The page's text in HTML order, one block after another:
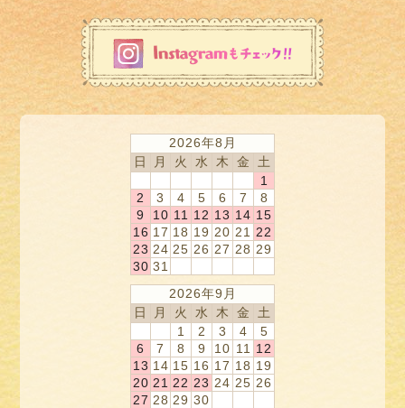
2026年8月
日
月 火 水 木 金
土
1
2
3 4 5 6 7
8
9
10 11 12 13 14 15
16 17 18 19 20 21
22
23 24 25 26 27 28 29
30 31
2026年9月
日
月 火 水 木 金
土
1
2 3 4
5
6
7 8 9 10 11
12
13 14 15 16 17 18 19
20 21 22 23 24 25 26
27 28 29 30